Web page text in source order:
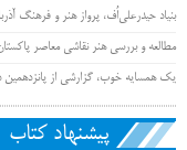
بنیاد حیدرعلی‌اُف، پرواز هنر و فرهنگ
مطالعه و بررسی هنر نقاشی معاصر
یک همسایه خوب، گزارشی از پانزدهمین
پیشنهاد کتاب